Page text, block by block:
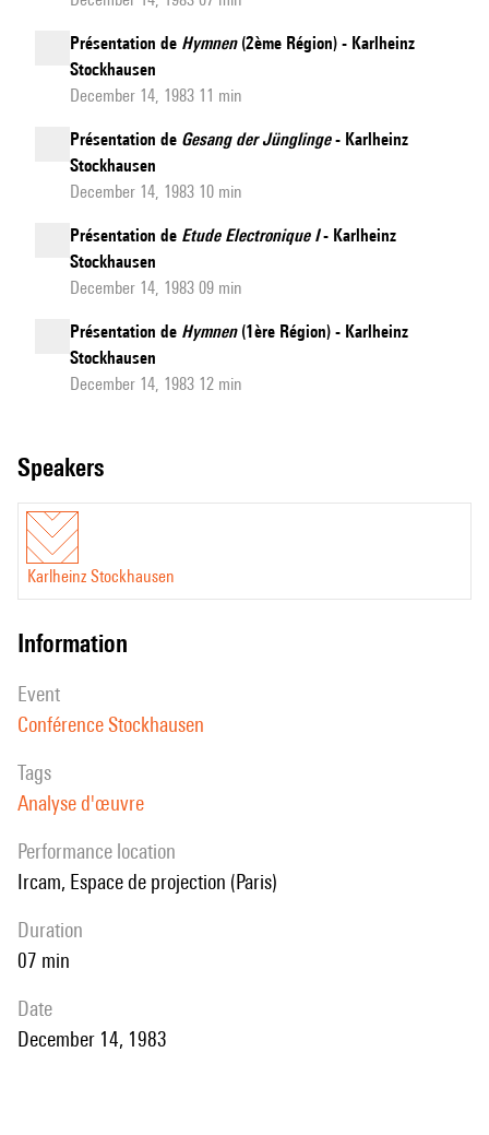
Présentation de Hymnen(2ème Région) - Karlheinz
Stockhausen
December 14, 1983 11 min
Présentation de Gesang der Jünglinge- Karlheinz
Stockhausen
December 14, 1983 10 min
Présentation de Etude Electronique I- Karlheinz
Stockhausen
December 14, 1983 09 min
Présentation de Hymnen(1ère Région) - Karlheinz
Stockhausen
December 14, 1983 12 min
speakers
Karlheinz Stockhausen
information
event
Conférence Stockhausen
Tags
Analyse d'œuvre
performance location
Ircam, Espace de projection (Paris)
duration
07 min
date
December 14, 1983